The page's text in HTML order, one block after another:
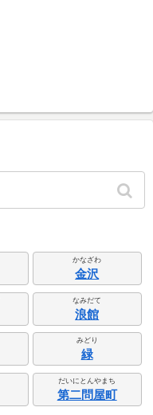
かなざわ
金沢
なみだて
浪館
みどり
緑
だいにとんやまち
第二問屋町